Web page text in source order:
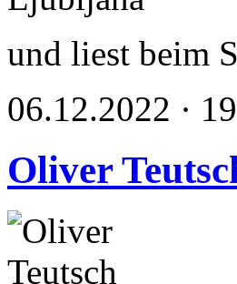
und liest beim
06.12.2022 ·
Oliver